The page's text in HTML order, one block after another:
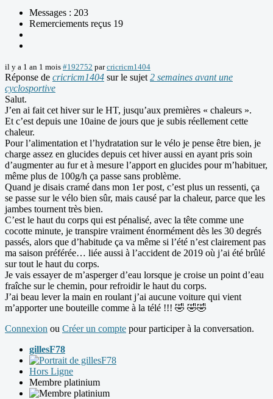
Messages : 203
Remerciements reçus 19
il y a 1 an 1 mois #192752 parcricricm1404
Réponse de cricricm1404 sur le sujet 2 semaines avant une
cyclosportive
Salut.
J’en ai fait cet hiver sur le HT, jusqu’aux premières « chaleurs ».
Et c’est depuis une 10aine de jours que je subis réellement cette
chaleur.
Pour l’alimentation et l’hydratation sur le vélo je pense être bien, je
charge assez en glucides depuis cet hiver aussi en ayant pris soin
d’augmenter au fur et à mesure l’apport en glucides pour m’habituer,
même plus de 100g/h ça passe sans problème.
Quand je disais cramé dans mon 1er post, c’est plus un ressenti, ça
se passe sur le vélo bien sûr, mais causé par la chaleur, parce que les
jambes tournent très bien.
C’est le haut du corps qui est pénalisé, avec la tête comme une
cocotte minute, je transpire vraiment énormément dès les 30 degrés
passés, alors que d’habitude ça va même si l’été n’est clairement pas
ma saison préférée… liée aussi à l’accident de 2019 où j’ai été brûlé
sur tout le haut du corps.
Je vais essayer de m’asperger d’eau lorsque je croise un point d’eau
fraîche sur le chemin, pour refroidir le haut du corps.
J’ai beau lever la main en roulant j’ai aucune voiture qui vient
m’apporter une bouteille comme à la télé !!! 🤣 🤣🤣
Connexion ou Créer un compte pour participer à la conversation.
gillesF78
Hors Ligne
Membre platinium